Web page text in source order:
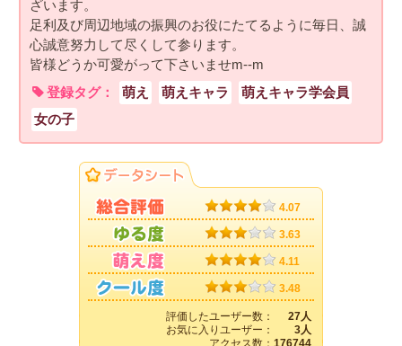
ざいます。
足利及び周辺地域の振興のお役にたてるように毎日、誠
心誠意努力して尽くして参ります。
皆様どうか可愛がって下さいませm--m
登録タグ：
萌え 萌えキャラ
萌えキャラ学会員
女の子
4.07
3.63
4.11
3.48
評価したユーザー数：
27人
お気に入りユーザー：
3人
アクセス数： 176744